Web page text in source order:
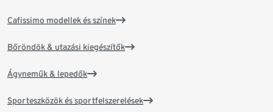
Cafissimo modellek és színek
Bőröndök & utazási kiegészítők
Ágyneműk & lepedők
Sporteszközök és sportfelszerelések